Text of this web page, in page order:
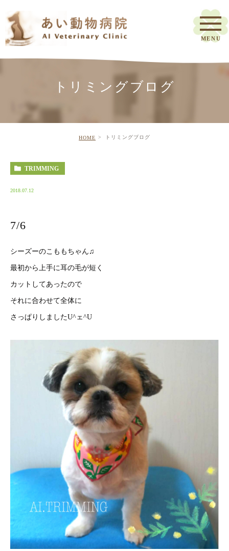
トリミングブログ
HOME トリミングブログ
TRIMMING
2018.07.12
7/6
シーズーのこももちゃん♫
最初から上手に耳の毛が短く
カットしてあったので
それに合わせて全体に
さっぱりしましたU^ェ^U